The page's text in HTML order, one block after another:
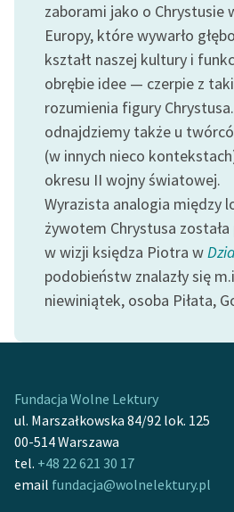
Feministyczne inspiracje.
Popularyzacja
skandynawskiej literatury
feministycznej
Ręce pełne poezji
Kolekcje edukacyjne
twórców przechodzących
do domeny publicznej,
lektur szkolnych oraz
Starego Testamentu
Odkurzamy bohaterów
Szkoła Poezji Wolnych
Lektur
Kontakt
O projekcie
Zespół
zaborami jako o Chrystusie
Europy, które wywarło
kształt naszej kultury i
obrębie idee — czerpie z
rozumienia figury
odnajdziemy także u
(w innych nieco
okresu II wojny światowej.
Wyrazista analogia między
żywotem Chrystusa
w wizji księdza Piotra w
podobieństw znalazły się
niewiniątek, osoba Piłata,
Fundacja Wolne Lektury
ul. Marszałkowska 84/92 lok. 125
00-514 Warszawa
tel. +48 22 621 30 17
email fundacja@wolnelektury.pl